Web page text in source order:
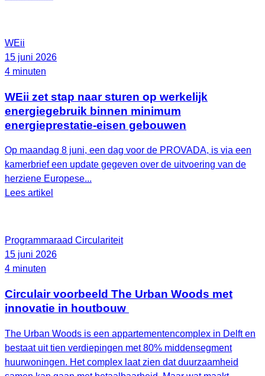
WEii
15 juni 2026
4 minuten
WEii zet stap naar sturen op werkelijk
energiegebruik binnen minimum
energieprestatie-eisen gebouwen
Op maandag 8 juni, een dag voor de PROVADA, is via een
kamerbrief een update gegeven over de uitvoering van de
herziene Europese...
Lees artikel
Programmaraad Circulariteit
15 juni 2026
4 minuten
Circulair voorbeeld The Urban Woods met
innovatie in houtbouw
The Urban Woods is een appartementencomplex in Delft en
bestaat uit tien verdiepingen met 80% middensegment
huurwoningen. Het complex laat zien dat duurzaamheid